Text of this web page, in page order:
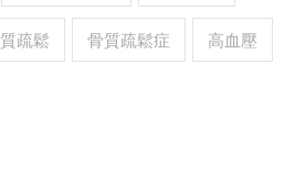
疏鬆 骨質疏鬆症 高血壓